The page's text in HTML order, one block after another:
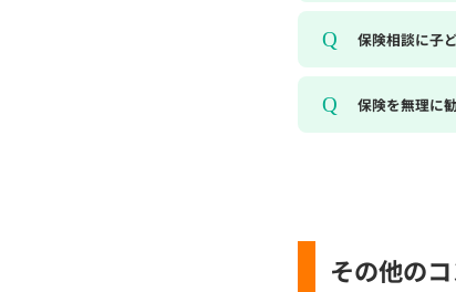
保険相談に子
保険を無理に
その他の